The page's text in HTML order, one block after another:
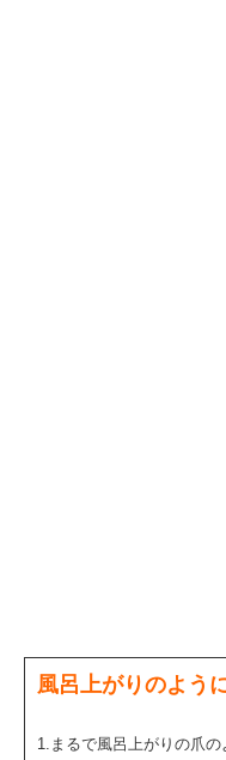
風呂上がりのよう
1.まるで風呂上がりの爪の